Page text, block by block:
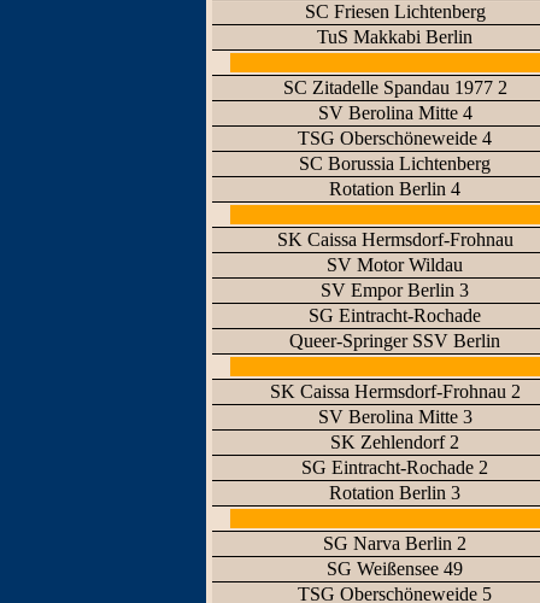
SC Friesen Lichtenberg
TuS Makkabi Berlin
SC Zitadelle Spandau 1977 2
SV Berolina Mitte 4
TSG Oberschöneweide 4
SC Borussia Lichtenberg
Rotation Berlin 4
SK Caissa Hermsdorf-Frohnau
SV Motor Wildau
SV Empor Berlin 3
SG Eintracht-Rochade
Queer-Springer SSV Berlin
SK Caissa Hermsdorf-Frohnau 2
SV Berolina Mitte 3
SK Zehlendorf 2
SG Eintracht-Rochade 2
Rotation Berlin 3
SG Narva Berlin 2
SG Weißensee 49
TSG Oberschöneweide 5